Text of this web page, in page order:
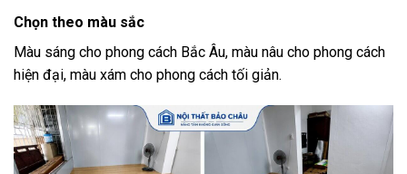
Chọn theo màu sắc
Màu sáng cho phong cách Bắc Âu, màu nâu cho phong cách
hiện đại, màu xám cho phong cách tối giản.